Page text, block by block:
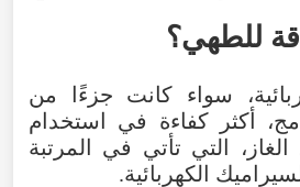
للطهي؟
سواء كانت جزءًا من
أكثر كفاءة في استخدام
التي تأتي في المرتبة
الكهربائية.